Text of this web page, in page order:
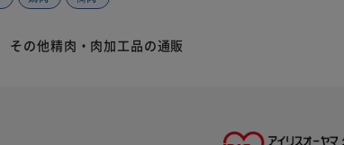
その他精肉・肉加工品の通販